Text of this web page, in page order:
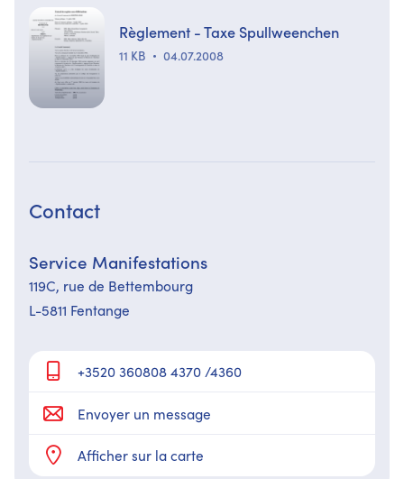
Règlement - Taxe Spullweenchen
11 KB 04.07.2008
Contact
Service Manifestations
119C, rue de Bettembourg
L-5811 Fentange
+3520 360808 4370 /4360
Envoyer un message
Afficher sur la carte